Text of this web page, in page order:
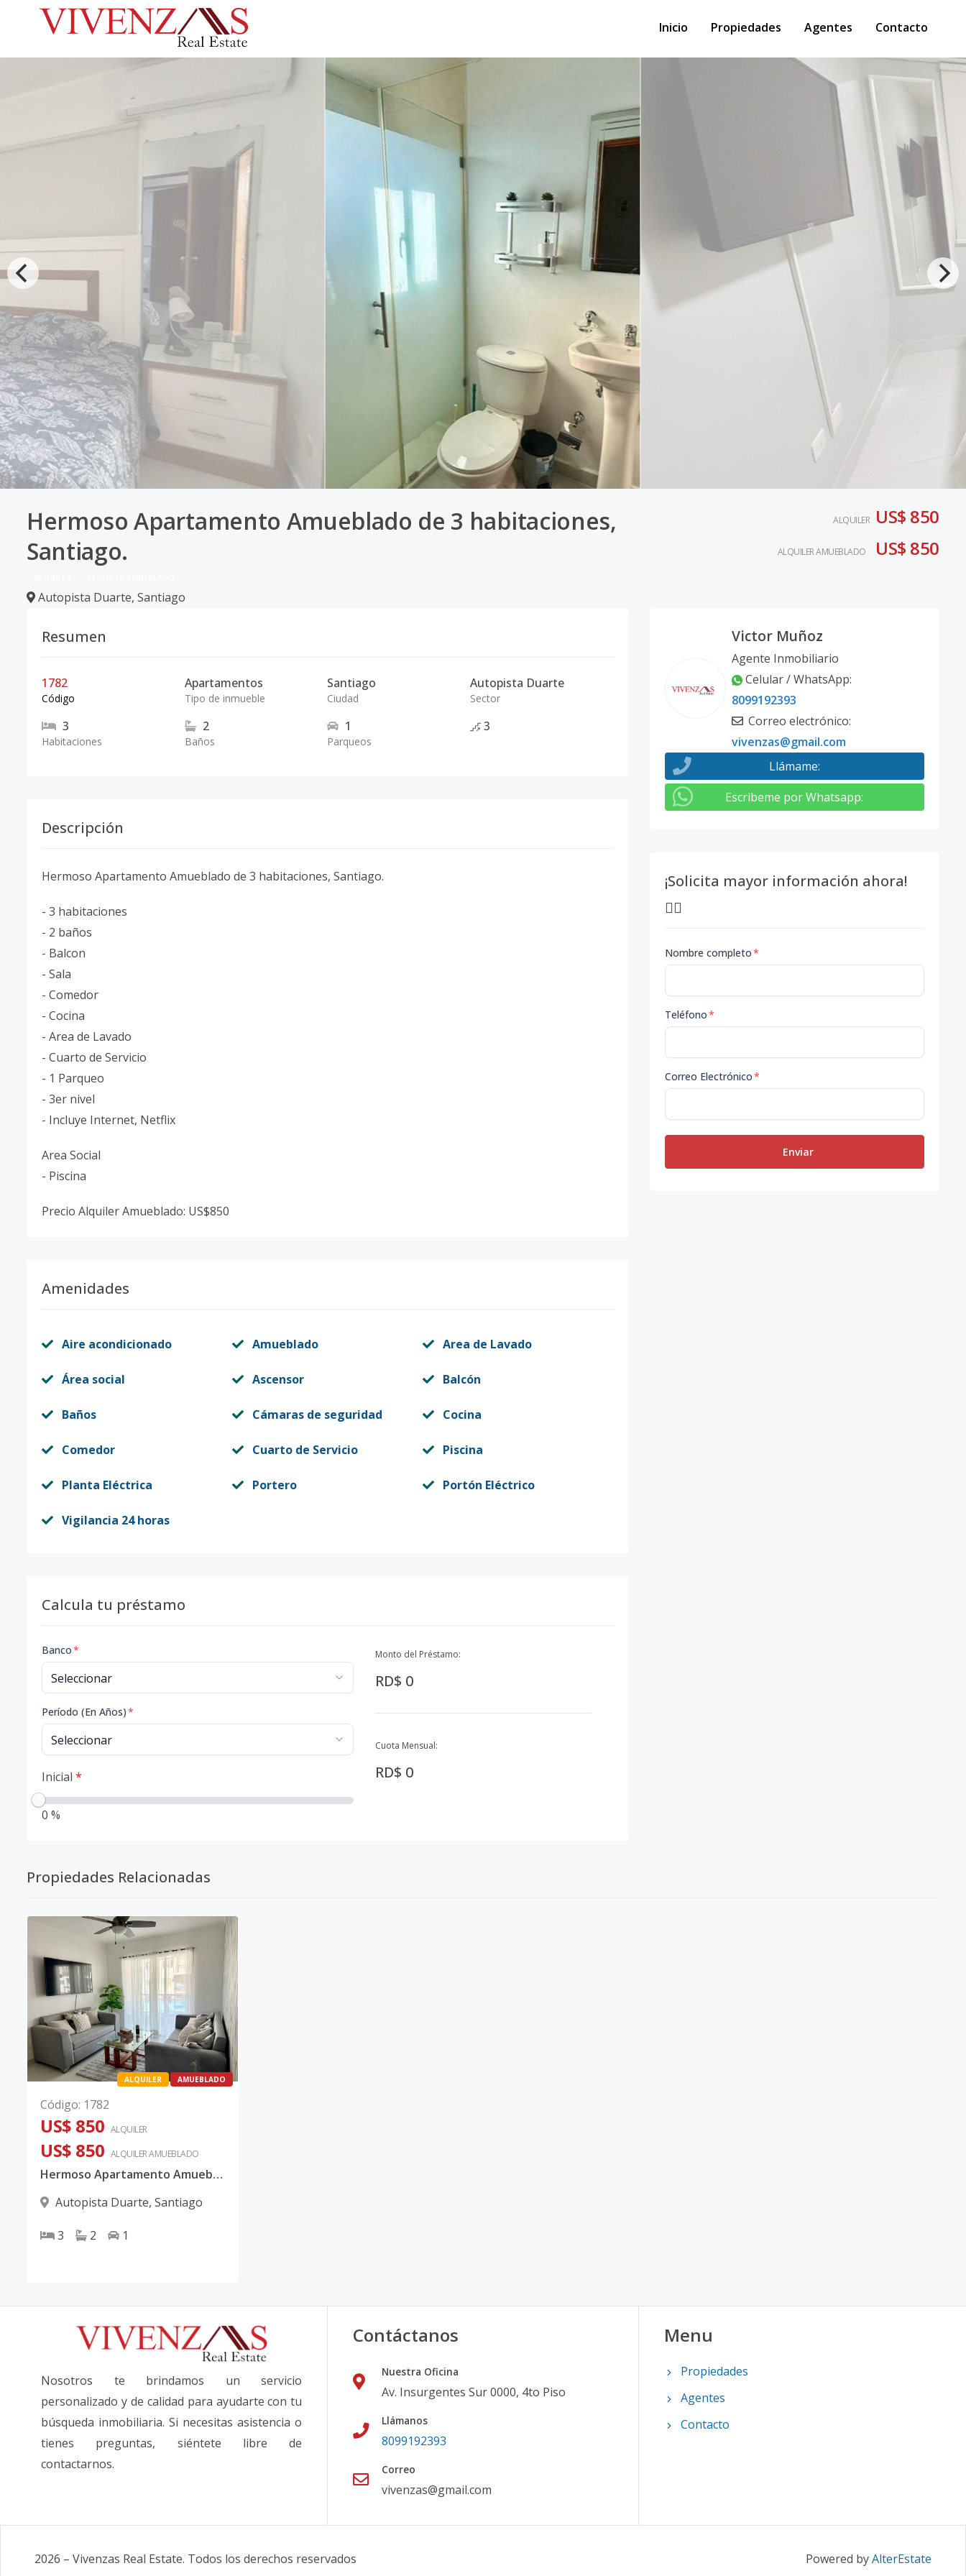
Inicio Propiedades Agentes Contacto
Hermoso Apartamento Amueblado de 3 habitaciones,
Santiago.
Autopista Duarte, Santiago
ALQUILER US$ 850
ALQUILER AMUEBLADO US$ 850
Resumen
1782
Código
Apartamentos
Tipo de inmueble
Santiago
Ciudad
Autopista Duarte
Sector
3
Habitaciones
2
Baños
1
Parqueos
3
Descripción
Hermoso Apartamento Amueblado de 3 habitaciones, Santiago.
- 3 habitaciones
- 2 baños
- Balcon
- Sala
- Comedor
- Cocina
- Area de Lavado
- Cuarto de Servicio
- 1 Parqueo
- 3er nivel
- Incluye Internet, Netflix
Area Social
- Piscina
Precio Alquiler Amueblado: US$850
Amenidades
Aire acondicionado Amueblado Area de Lavado
Área social Ascensor Balcón
Baños Cámaras de seguridad Cocina
Comedor Cuarto de Servicio Piscina
Planta Eléctrica Portero Portón Eléctrico
Vigilancia 24 horas
Calcula tu préstamo
Banco*
Período (En Años)*
Inicial *
0 %
Monto del Préstamo:
RD$ 0
Cuota Mensual:
RD$ 0
Victor Muñoz
Agente Inmobiliario
Celular / WhatsApp:
8099192393
Correo electrónico:
vivenzas@gmail.com
Llámame:
Escribeme por Whatsapp:
¡Solicita mayor información ahora!
👇🏽
Nombre completo*
Teléfono*
Correo Electrónico*
Enviar
Propiedades Relacionadas
ALQUILER AMUEBLADO
Código: 1782
US$ 850 ALQUILER
US$ 850 ALQUILERAMUEBLADO
Hermoso Apartamento Amueblado de 3 habitaciones, Santiago.
Autopista Duarte, Santiago
3 2 1
Nosotros te brindamos un servicio
personalizado y de calidad para ayudarte con tu
búsqueda inmobiliaria. Si necesitas asistencia o
tienes preguntas, siéntete libre de
contactarnos.
Contáctanos
Nuestra Oficina
Av. Insurgentes Sur 0000, 4to Piso
Llámanos
8099192393
Correo
vivenzas@gmail.com
Menu
Propiedades
Agentes
Contacto
2026 – Vivenzas Real Estate. Todos los derechos reservados Powered byAlterEstate